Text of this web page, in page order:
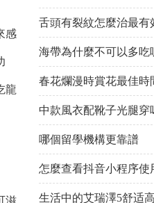
感
龍
滋
舌頭有裂紋怎麼治最有
海帶為什麼不可以多吃
春花爛漫時賞花最佳時
中款風衣配靴子光腿穿
哪個留學機構更靠譜
怎麼查看抖音小程序使
生活中的艾瑞澤5舒适